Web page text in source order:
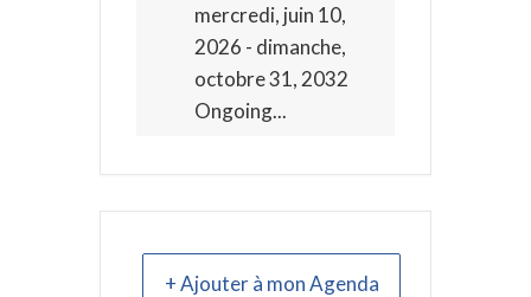
mercredi, juin 10,
2026 - dimanche,
octobre 31, 2032
Ongoing...
+ Ajouter à mon Agenda